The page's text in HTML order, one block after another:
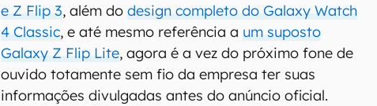
e Z Flip 3, além dodesign completo do Galaxy Watch
4 Classic, e até mesmo referência a um suposto
Galaxy Z Flip Lite, agora é a vez do próximo fone de
ouvido totamente sem fio da empresa ter suas
informações divulgadas antes do anúncio oficial.